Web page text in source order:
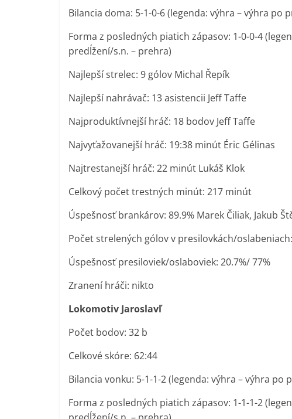
Bilancia doma: 5-1-0-6 (legenda: výhra – výhra
Forma z posledných piatich zápasov: 1-0-0-4
predĺžení/s.n. – prehra)
Najlepší strelec: 9 gólov Michal Řepík
Najlepší nahrávač: 13 asistencii Jeff Taffe
Najproduktívnejší hráč: 18 bodov Jeff Taffe
Najvyťažovanejší hráč: 19:38 minút Éric Gélinas
Najtrestanejší hráč: 22 minút Lukáš Klok
Celkový počet trestných minút: 217 minút
Úspešnosť brankárov: 89.9% Marek Čiliak, Jakub
Počet strelených gólov v presilovkách/
Úspešnosť presiloviek/oslaboviek: 20.7%/ 77%
Zranení hráči: nikto
Lokomotiv Jaroslavľ
Počet bodov: 32 b
Celkové skóre: 62:44
Bilancia vonku: 5-1-1-2 (legenda: výhra – výhra
Forma z posledných piatich zápasov: 1-1-1-2